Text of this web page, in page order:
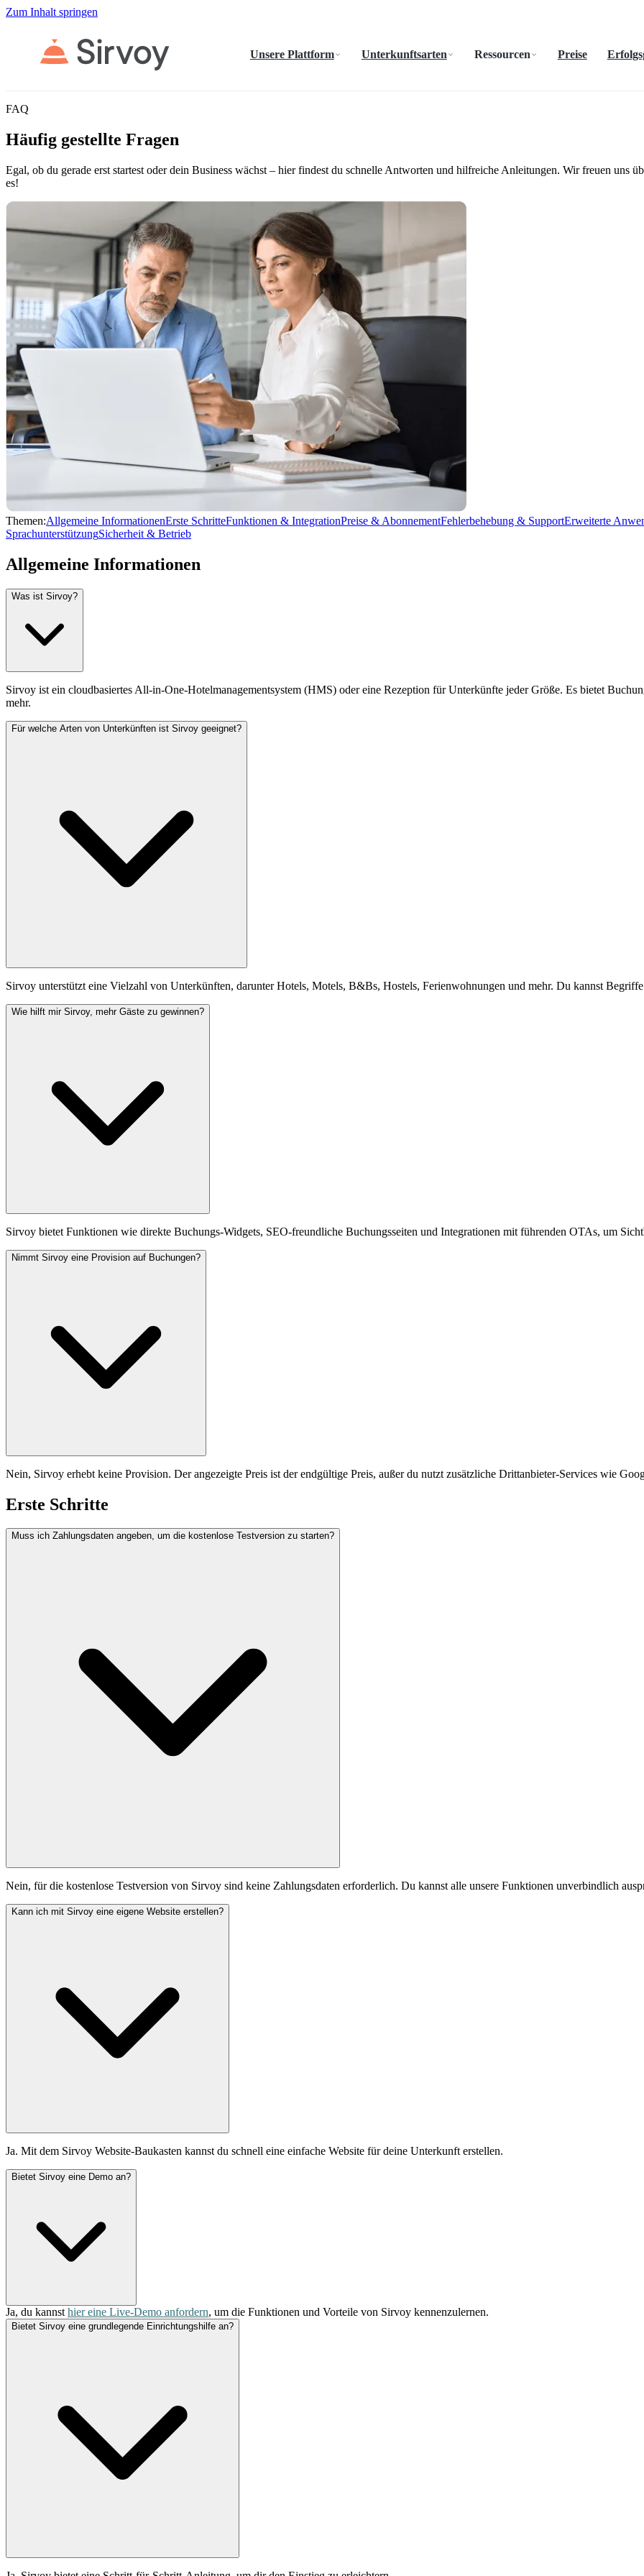
Zum Inhalt springen
Unsere Plattform Unterkunftsarten Ressourcen Preise
FAQ
Häufig gestellte Fragen
Egal, ob du gerade erst startest oder dein Business wächst – hier findest du schnelle Antworten und hilfreiche Anleitungen. Wir freuen uns
es!
Themen:Allgemeine InformationenErste SchritteFunktionen & IntegrationPreise & AbonnementFehlerbehebung & SupportErweiterte
SprachunterstützungSicherheit & Betrieb
Allgemeine Informationen
Was ist Sirvoy?
Sirvoy ist ein cloudbasiertes All-in-One-Hotelmanagementsystem (HMS) oder eine Rezeption für Unterkünfte jeder Größe. Es bietet
mehr.
Für welche Arten von Unterkünften ist Sirvoy geeignet?
Sirvoy unterstützt eine Vielzahl von Unterkünften, darunter Hotels, Motels, B&Bs, Hostels, Ferienwohnungen und mehr. Du kannst
Wie hilft mir Sirvoy, mehr Gäste zu gewinnen?
Sirvoy bietet Funktionen wie direkte Buchungs-Widgets, SEO-freundliche Buchungsseiten und Integrationen mit führenden OTAs, um
Nimmt Sirvoy eine Provision auf Buchungen?
Nein, Sirvoy erhebt keine Provision. Der angezeigte Preis ist der endgültige Preis, außer du nutzt zusätzliche Drittanbieter-Services wie
Erste Schritte
Muss ich Zahlungsdaten angeben, um die kostenlose Testversion zu starten?
Nein, für die kostenlose Testversion von Sirvoy sind keine Zahlungsdaten erforderlich. Du kannst alle unsere Funktionen unverbindlich
Kann ich mit Sirvoy eine eigene Website erstellen?
Ja. Mit dem Sirvoy Website-Baukasten kannst du schnell eine einfache Website für deine Unterkunft erstellen.
Bietet Sirvoy eine Demo an?
Ja, du kannsthier eine Live-Demo anfordern, um die Funktionen und Vorteile von Sirvoy kennenzulernen.
Bietet Sirvoy eine grundlegende Einrichtungshilfe an?